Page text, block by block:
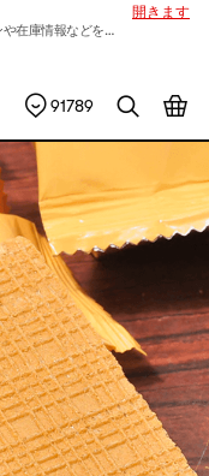
在庫情報などを入手できます
開きます
91789